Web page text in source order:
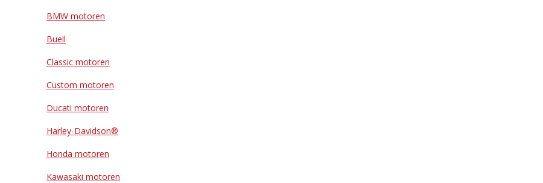
BMW motoren
Buell
Classic motoren
Custom motoren
Ducati motoren
Harley-Davidson®
Honda motoren
Kawasaki motoren